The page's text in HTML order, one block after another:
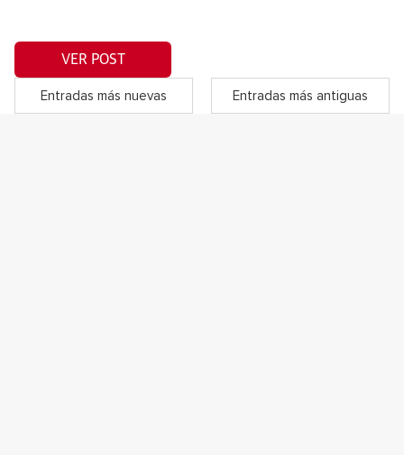
VER POST
Entradas más nuevas Entradas más antiguas